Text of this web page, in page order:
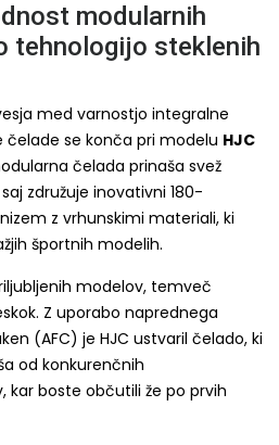
modularnih
tehnologijo steklenih
med varnostjo integralne
se konča pri modelu HJC
čelada prinaša svež
združuje inovativni 180-
z vrhunskimi materiali, ki
športnih modelih.
modelov, temveč
Z uporabo naprednega
(AFC) je HJC ustvaril čelado, ki
od konkurenčnih
kar boste občutili že po prvih